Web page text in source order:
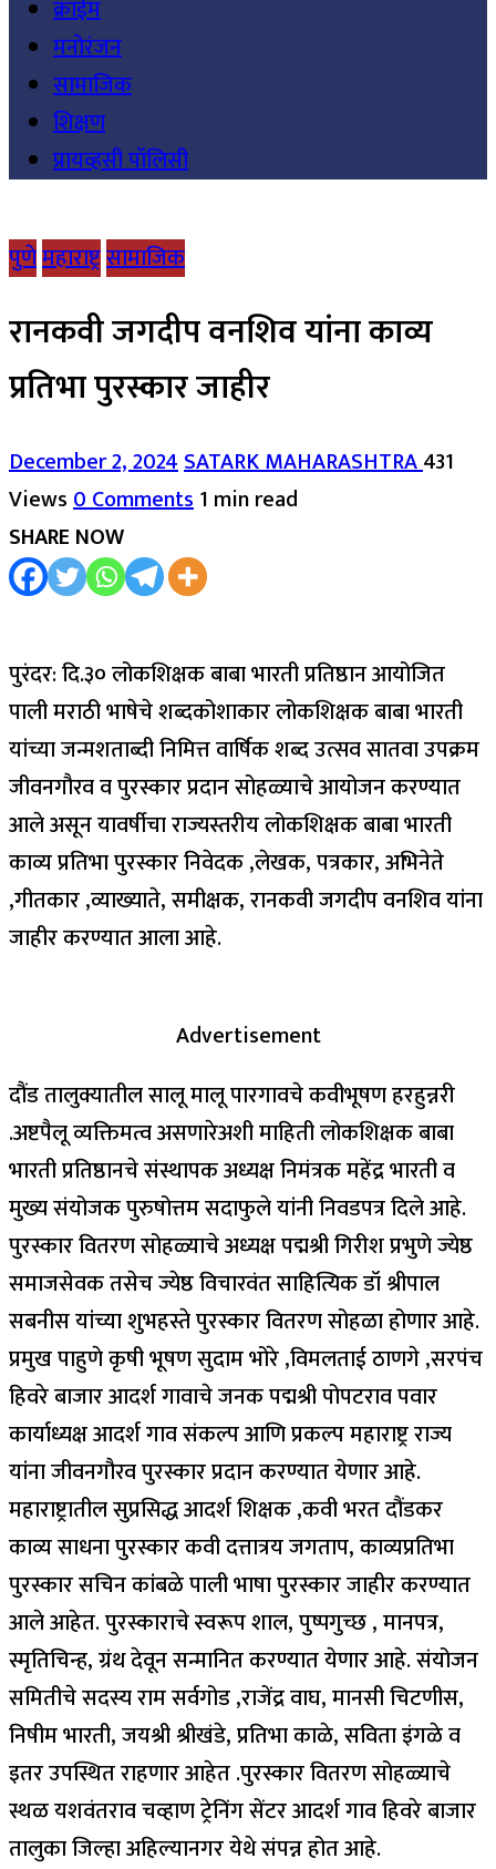
क्राईम
मनोरंजन
सामाजिक
शिक्षण
प्रायव्हसी पॉलिसी
पुणेमहाराष्ट्रसामाजिक
रानकवी जगदीप वनशिव यांना काव्य
प्रतिभा पुरस्कार जाहीर
December 2, 2024SATARK MAHARASHTRA431
Views0 Comments1 min read
SHARE NOW
पुरंदर: दि.३० लोकशिक्षक बाबा भारती प्रतिष्ठान आयोजित
पाली मराठी भाषेचे शब्दकोशाकार लोकशिक्षक बाबा भारती
यांच्या जन्मशताब्दी निमित्त वार्षिक शब्द उत्सव सातवा उपक्रम
जीवनगौरव व पुरस्कार प्रदान सोहळ्याचे आयोजन करण्यात
आले असून यावर्षीचा राज्यस्तरीय लोकशिक्षक बाबा भारती
काव्य प्रतिभा पुरस्कार निवेदक ,लेखक, पत्रकार, अभिनेते
,गीतकार ,व्याख्याते, समीक्षक, रानकवी जगदीप वनशिव यांना
जाहीर करण्यात आला आहे.
Advertisement
दौंड तालुक्यातील सालू मालू पारगावचे कवीभूषण हरहुन्नरी
.अष्टपैलू व्यक्तिमत्व असणारेअशी माहिती लोकशिक्षक बाबा
भारती प्रतिष्ठानचे संस्थापक अध्यक्ष निमंत्रक महेंद्र भारती व
मुख्य संयोजक पुरुषोत्तम सदाफुले यांनी निवडपत्र दिले आहे.
पुरस्कार वितरण सोहळ्याचे अध्यक्ष पद्मश्री गिरीश प्रभुणे ज्येष्ठ
समाजसेवक तसेच ज्येष्ठ विचारवंत साहित्यिक डॉ श्रीपाल
सबनीस यांच्या शुभहस्ते पुरस्कार वितरण सोहळा होणार आहे.
प्रमुख पाहुणे कृषी भूषण सुदाम भोरे ,विमलताई ठाणगे ,सरपंच
हिवरे बाजार आदर्श गावाचे जनक पद्मश्री पोपटराव पवार
कार्याध्यक्ष आदर्श गाव संकल्प आणि प्रकल्प महाराष्ट्र राज्य
यांना जीवनगौरव पुरस्कार प्रदान करण्यात येणार आहे.
महाराष्ट्रातील सुप्रसिद्ध आदर्श शिक्षक ,कवी भरत दौंडकर
काव्य साधना पुरस्कार कवी दत्तात्रय जगताप, काव्यप्रतिभा
पुरस्कार सचिन कांबळे पाली भाषा पुरस्कार जाहीर करण्यात
आले आहेत. पुरस्काराचे स्वरूप शाल, पुष्पगुच्छ , मानपत्र,
स्मृतिचिन्ह, ग्रंथ देवून सन्मानित करण्यात येणार आहे. संयोजन
समितीचे सदस्य राम सर्वगोड ,राजेंद्र वाघ, मानसी चिटणीस,
निषीम भारती, जयश्री श्रीखंडे, प्रतिभा काळे, सविता इंगळे व
इतर उपस्थित राहणार आहेत .पुरस्कार वितरण सोहळ्याचे
स्थळ यशवंतराव चव्हाण ट्रेनिंग सेंटर आदर्श गाव हिवरे बाजार
तालुका जिल्हा अहिल्यानगर येथे संपन्न होत आहे.